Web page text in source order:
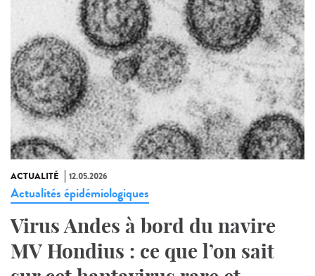
ACTUALITÉ 12.05.2026
Actualités épidémiologiques
Virus Andes à bord du navire
MV Hondius : ce que l’on sait